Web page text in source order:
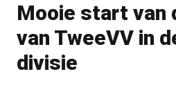
Mooie start van
van TweeVV in
divisie